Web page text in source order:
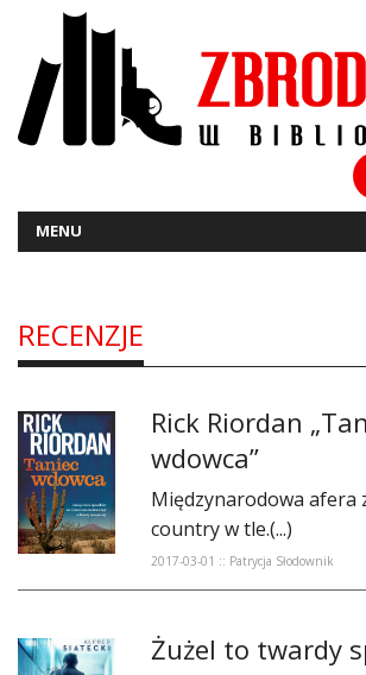
MENU
NOWOŚCI
WYWIADY
RECENZJE
DO CZYTANIA
NA EKRANIE
KONTAKT
RECENZJE
Rick Riordan
wdowca”
Międzynarodowa afera
country w tle.(...)
2017-03-01 :: Patrycja Słodownik
Żużel to twardy